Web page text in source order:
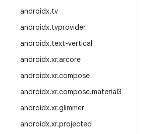
androidx.tv
androidx.tvprovider
androidx.text-vertical
androidx.xr.arcore
androidx.xr.compose
androidx.xr.compose.material3
androidx.xr.glimmer
androidx.xr.projected